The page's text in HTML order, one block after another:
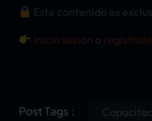
Este contenido es
Inicia sesión o
Post Tags :